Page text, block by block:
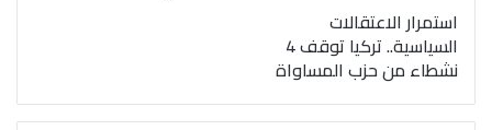
استمرار الاعتقالات
السياسية.. تركيا توقف 4
نشطاء من حزب المساواة